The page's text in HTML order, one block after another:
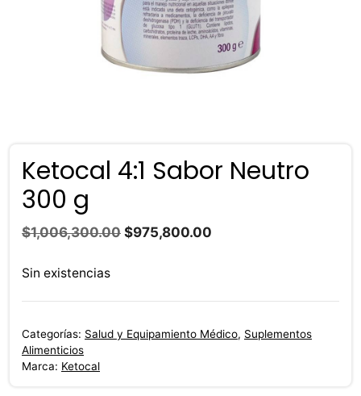
Ketocal 4:1 Sabor Neutro
300 g
$1,006,300.00 El
$975,800.00
Sin existencias
Categorías: Salud y Equipamiento Médico, Suplementos
Alimenticios
Marca: Ketocal